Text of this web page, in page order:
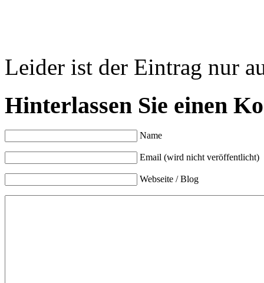
Leider ist der Eintrag nur
Hinterlassen Sie einen
Name
Email (wird nicht veröffentlicht)
Webseite / Blog